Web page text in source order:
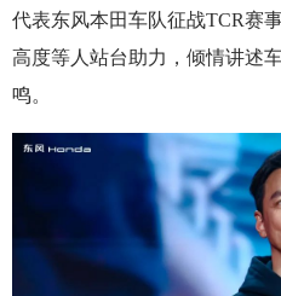
代表东风本田车队征战TCR赛
高度等人站台助力，倾情讲述
鸣。